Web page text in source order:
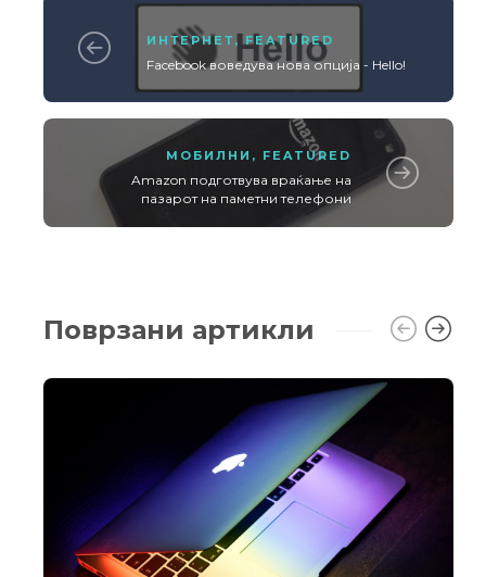
ИНТЕРНЕТ , FEATURED
Facebook воведува нова опција - Hello!
МОБИЛНИ , FEATURED
Amazon подготвува враќање на
пазарот на паметни телефони
Поврзани артикли